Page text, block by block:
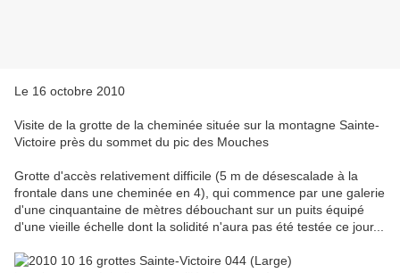
Le 16 octobre 2010
Visite de la grotte de la cheminée située sur la montagne Sainte-
Victoire près du sommet du pic des Mouches
Grotte d'accès relativement difficile (5 m de désescalade à la
frontale dans une cheminée en 4), qui commence par une galerie
d'une cinquantaine de mètres débouchant sur un puits équipé
d'une vieille échelle dont la solidité n'aura pas été testée ce jour...